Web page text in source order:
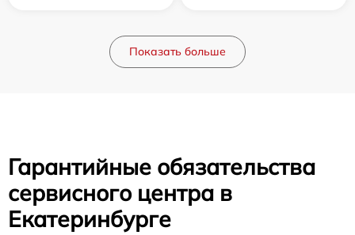
Показать больше
Гарантийные обязательства
сервисного центра в
Екатеринбурге